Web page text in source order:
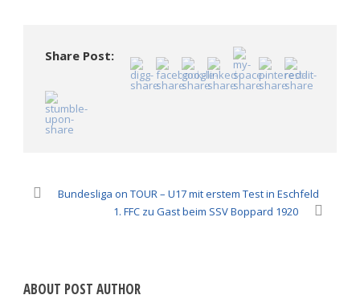
Fenster
geöffnet)
Fenster
geöffnet)
geöffnet)
Share Post:
Bundesliga on TOUR – U17 mit erstem Test in Eschfeld
1. FFC zu Gast beim SSV Boppard 1920
ABOUT POST AUTHOR